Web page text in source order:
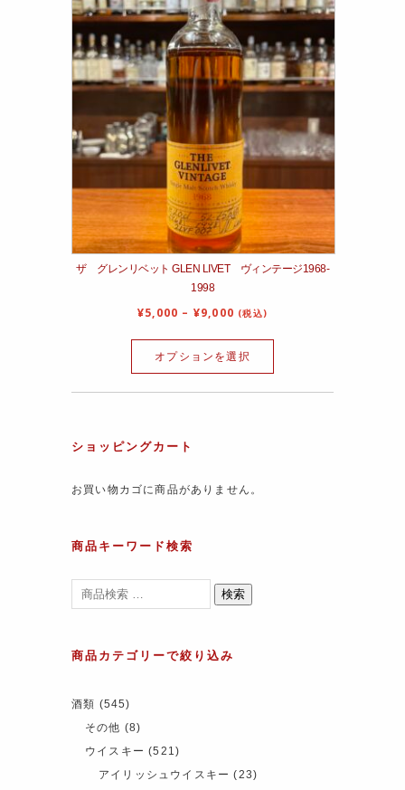
ザ グレンリベット GLEN LIVET ヴィンテージ1968‐
1998
¥5,000 – ¥9,000 (税込)
オプションを選択
ショッピングカート
お買い物カゴに商品がありません。
商品キーワード検索
検索
商品カテゴリーで絞り込み
酒類 (545)
その他 (8)
ウイスキー (521)
アイリッシュウイスキー (23)